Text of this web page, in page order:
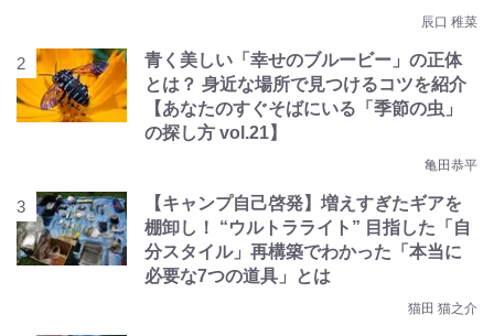
辰口 稚菜
青く美しい「幸せのブルービー」の正体
とは？ 身近な場所で見つけるコツを紹介
【あなたのすぐそばにいる「季節の虫」
の探し方 vol.21】
亀田恭平
【キャンプ自己啓発】増えすぎたギアを
棚卸し！ “ウルトラライト” 目指した「自
分スタイル」再構築でわかった「本当に
必要な7つの道具」とは
猫田 猫之介